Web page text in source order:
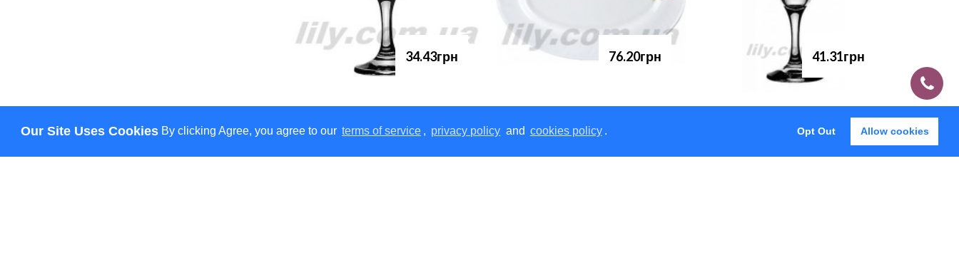
Our Site Uses Cookies By clicking Agree, you agree to our terms of service , privacy policy and cookies policy . Opt Out Allow cookies
34.43грн 76.20грн 41.31грн